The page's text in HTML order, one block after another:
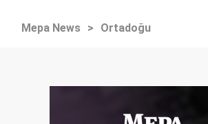
Mepa News > Ortadoğu